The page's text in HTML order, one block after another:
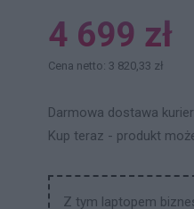
4 699 zł
Cena netto: 3 820,33 zł
Darmowa dostawa
Kup teraz - produkt
Z tym laptopem